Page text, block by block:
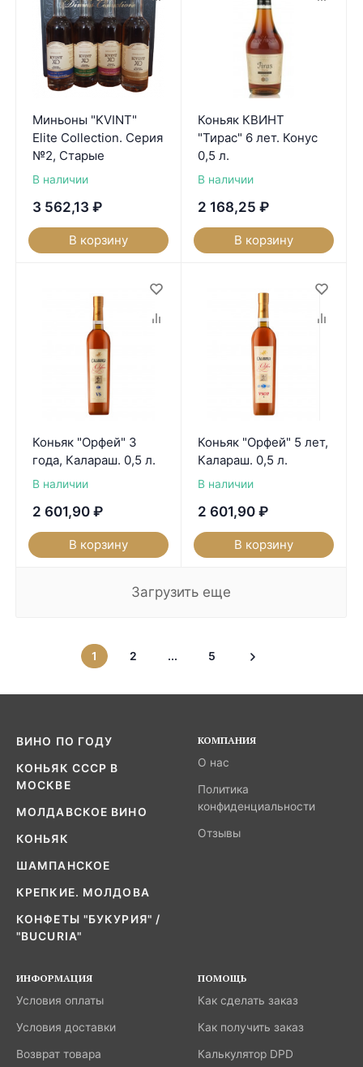
Миньоны "KVINT"
Elite Collection. Серия
№2, Старые
В наличии
3 562,13 ₽
В корзину
Коньяк КВИНТ
"Тирас" 6 лет. Конус
0,5 л.
В наличии
2 168,25 ₽
В корзину
Коньяк "Орфей" 3
года, Калараш. 0,5 л.
В наличии
2 601,90 ₽
В корзину
Коньяк "Орфей" 5 лет,
Калараш. 0,5 л.
В наличии
2 601,90 ₽
В корзину
Загрузить еще
1 2 ... 5
ВИНО ПО ГОДУ
КОНЬЯК СССР В
МОСКВЕ
МОЛДАВСКОЕ ВИНО
КОНЬЯК
ШАМПАНСКОЕ
КРЕПКИЕ. МОЛДОВА
КОНФЕТЫ "БУКУРИЯ" /
"BUCURIA"
КОМПАНИЯ
О нас
Политика
конфиденциальности
Отзывы
ИНФОРМАЦИЯ
Условия оплаты
Условия доставки
Возврат товара
ПОМОЩЬ
Как сделать заказ
Как получить заказ
Калькулятор DPD